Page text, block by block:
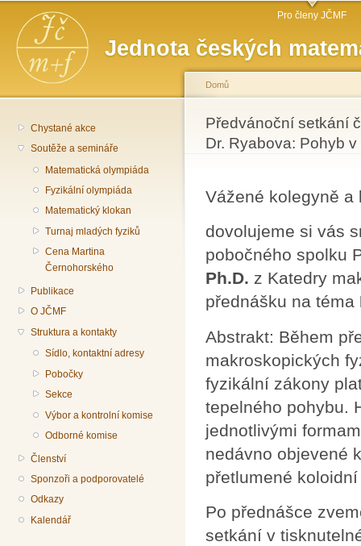
Jednota českých
Hlavní menu Pro členy JČMF
Chystané akce
Soutěže a semináře
Matematická olympiáda
Fyzikální olympiáda
Matematický klokan
Turnaj mladých fyziků
Cena Martina
Černohorského
Publikace
O JČMF
Struktura a kontakty
Sídlo, kontaktní adresy
Pobočky
Sekce
Výbor a kontrolní komise
Odborné komise
Členství
Sponzoři a podporovatelé
Odkazy
Kalendář
Jste zde
Domů
Předvánoční setkání
Dr. Ryabova: Pohyb
Vážené kolegyně a
dovolujeme si vás
pobočného spolku
Ph.D. z Katedry
přednášku na téma
Abstrakt: Během
makroskopických
fyzikální zákony
tepelného pohybu.
jednotlivými
nedávno objevené
přetlumené
Po přednášce
setkání v